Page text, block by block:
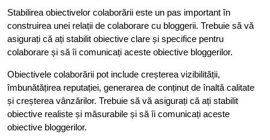
Stabilirea obiectivelor colaborării este un pas important în
construirea unei relații de colaborare cu bloggerii. Trebuie să vă
asigurați că ați stabilit obiective clare și specifice pentru
colaborare și să îi comunicați aceste obiective bloggerilor.
Obiectivele colaborării pot include creșterea vizibilității,
îmbunătățirea reputației, generarea de conținut de înaltă calitate
și creșterea vânzărilor. Trebuie să vă asigurați că ați stabilit
obiective realiste și măsurabile și să îi comunicați aceste
obiective bloggerilor.